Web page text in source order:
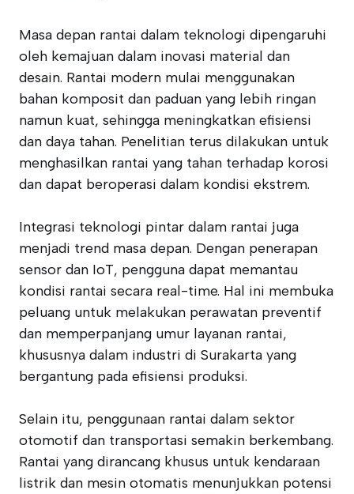
Masa depan rantai dalam teknologi dipengaruhi
oleh kemajuan dalam inovasi material dan
desain. Rantai modern mulai menggunakan
bahan komposit dan paduan yang lebih ringan
namun kuat, sehingga meningkatkan efisiensi
dan daya tahan. Penelitian terus dilakukan untuk
menghasilkan rantai yang tahan terhadap korosi
dan dapat beroperasi dalam kondisi ekstrem.
Integrasi teknologi pintar dalam rantai juga
menjadi trend masa depan. Dengan penerapan
sensor dan IoT, pengguna dapat memantau
kondisi rantai secara real-time. Hal ini membuka
peluang untuk melakukan perawatan preventif
dan memperpanjang umur layanan rantai,
khususnya dalam industri di Surakarta yang
bergantung pada efisiensi produksi.
Selain itu, penggunaan rantai dalam sektor
otomotif dan transportasi semakin berkembang.
Rantai yang dirancang khusus untuk kendaraan
listrik dan mesin otomatis menunjukkan potensi